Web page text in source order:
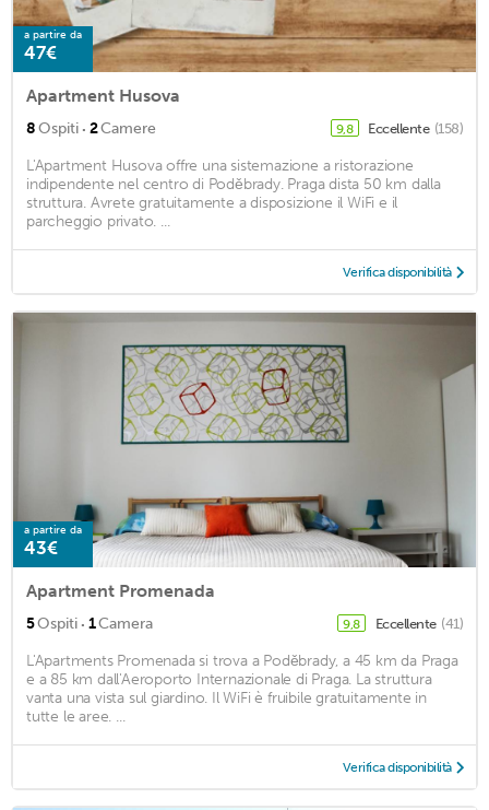
a partire da
47€
Apartment Husova
8Ospiti · 2Camere 9,8 Eccellente (158)
L'Apartment Husova offre una sistemazione a ristorazione
indipendente nel centro di Poděbrady. Praga dista 50 km dalla
struttura. Avrete gratuitamente a disposizione il WiFi e il
parcheggio privato. ...
Verifica disponibilità
a partire da
43€
Apartment Promenada
5Ospiti · 1Camera 9,8 Eccellente (41)
L'Apartments Promenada si trova a Poděbrady, a 45 km da Praga
e a 85 km dall'Aeroporto Internazionale di Praga. La struttura
vanta una vista sul giardino. Il WiFi è fruibile gratuitamente in
tutte le aree. ...
Verifica disponibilità